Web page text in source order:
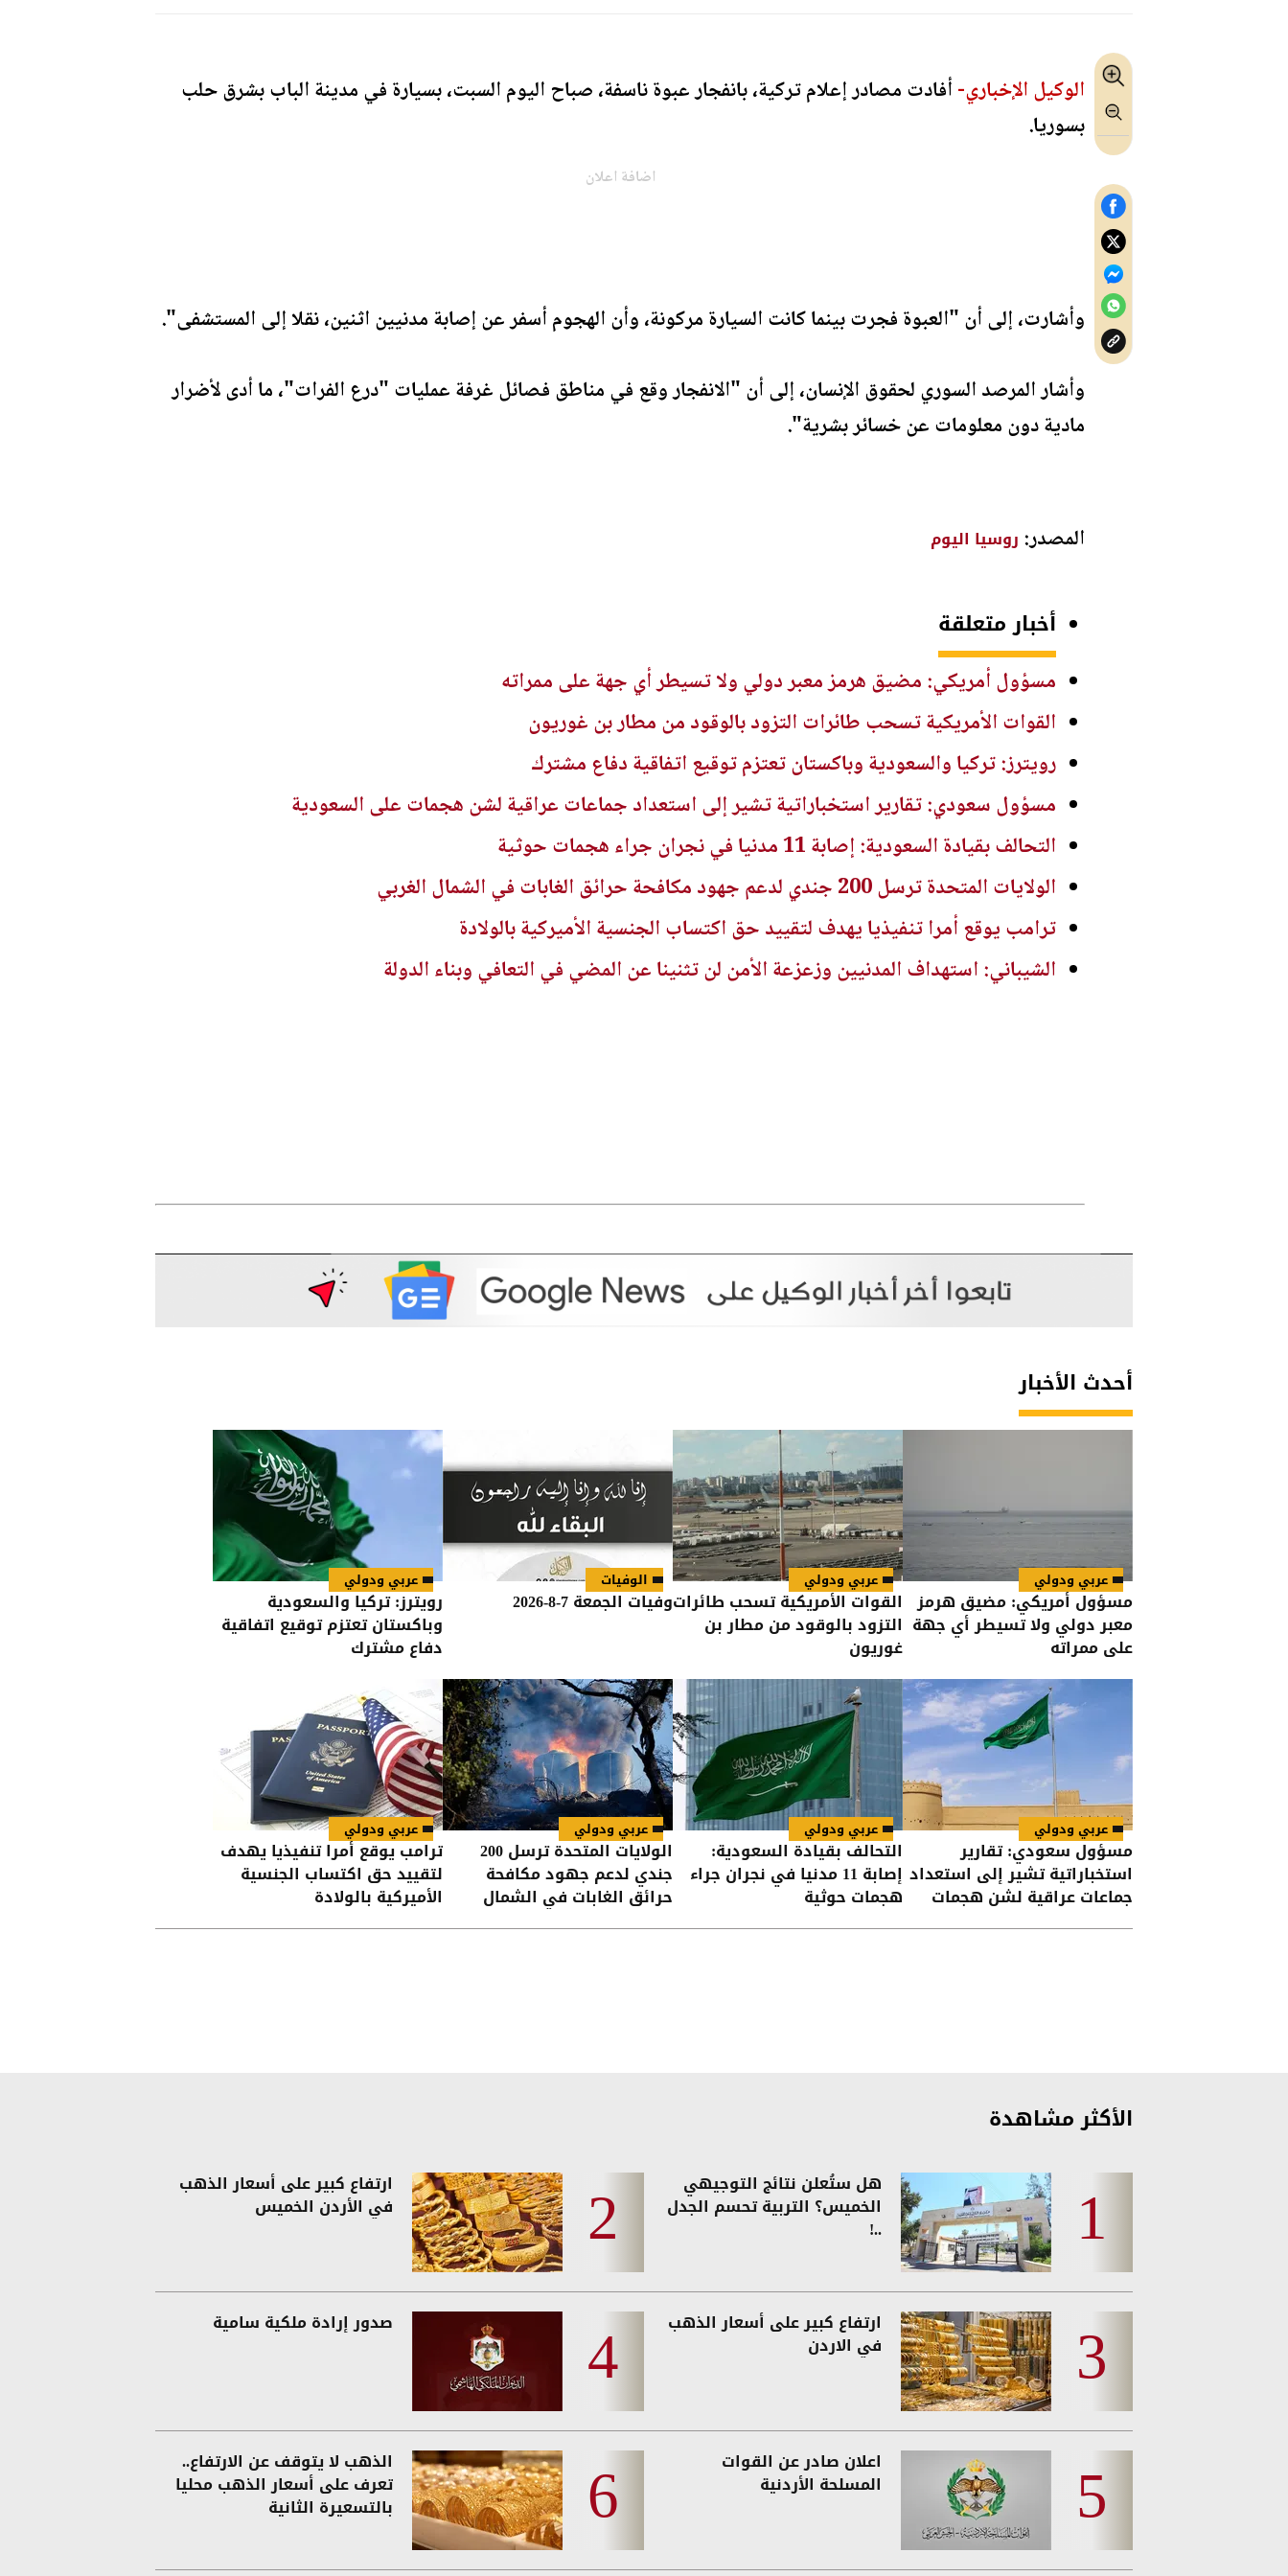
الوكيل الإخباري-أفادت مصادر إعلام تركية، بانفجار عبوة ناسفة، صباح اليوم السبت، بسيارة في مدينة الباب بشرق حلب
بسوريا.
اضافة اعلان
وأشارت، إلى أن "العبوة فجرت بينما كانت السيارة مركونة، وأن الهجوم أسفر عن إصابة مدنيين اثنين، نقلا إلى المستشفى".
وأشار المرصد السوري لحقوق الإنسان، إلى أن "الانفجار وقع في مناطق فصائل غرفة عمليات "درع الفرات"، ما أدى لأضرار
مادية دون معلومات عن خسائر بشرية".
المصدر: روسيا اليوم
أخبار متعلقة
مسؤول أمريكي: مضيق هرمز معبر دولي ولا تسيطر أي جهة على ممراته
القوات الأمريكية تسحب طائرات التزود بالوقود من مطار بن غوريون
رويترز: تركيا والسعودية وباكستان تعتزم توقيع اتفاقية دفاع مشترك
مسؤول سعودي: تقارير استخباراتية تشير إلى استعداد جماعات عراقية لشن هجمات على السعودية
التحالف بقيادة السعودية: إصابة 11 مدنيا في نجران جراء هجمات حوثية
الولايات المتحدة ترسل 200 جندي لدعم جهود مكافحة حرائق الغابات في الشمال الغربي
ترامب يوقع أمرا تنفيذيا يهدف لتقييد حق اكتساب الجنسية الأميركية بالولادة
الشيباني: استهداف المدنيين وزعزعة الأمن لن تثنينا عن المضي في التعافي وبناء الدولة
أحدث الأخبار
عربي ودولي
مسؤول أمريكي: مضيق هرمز
معبر دولي ولا تسيطر أي جهة
على ممراته
عربي ودولي
القوات الأمريكية تسحب طائرات
التزود بالوقود من مطار بن
غوريون
الوفيات
وفيات الجمعة 7-8-2026
عربي ودولي
رويترز: تركيا والسعودية
وباكستان تعتزم توقيع اتفاقية
دفاع مشترك
عربي ودولي
مسؤول سعودي: تقارير
استخباراتية تشير إلى استعداد
جماعات عراقية لشن هجمات
عربي ودولي
التحالف بقيادة السعودية:
إصابة 11 مدنيا في نجران جراء
هجمات حوثية
عربي ودولي
الولايات المتحدة ترسل 200
جندي لدعم جهود مكافحة
حرائق الغابات في الشمال
عربي ودولي
ترامب يوقع أمرا تنفيذيا يهدف
لتقييد حق اكتساب الجنسية
الأميركية بالولادة
الأكثر مشاهدة
هل ستُعلن نتائج التوجيهي
الخميس؟ التربية تحسم الجدل
..!
ارتفاع كبير على أسعار الذهب
في الأردن الخميس
ارتفاع كبير على أسعار الذهب
في الاردن
صدور إرادة ملكية سامية
اعلان صادر عن القوات
المسلحة الأردنية
الذهب لا يتوقف عن الارتفاع..
تعرف على أسعار الذهب محليا
بالتسعيرة الثانية